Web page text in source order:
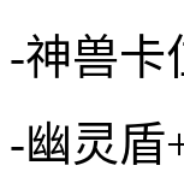
-神兽卡
-幽灵盾